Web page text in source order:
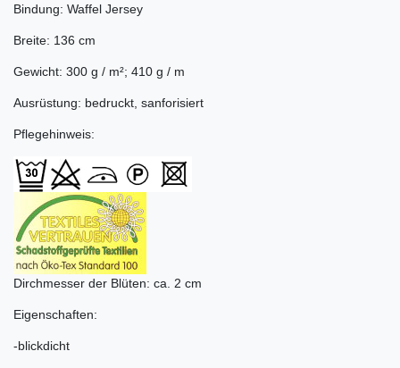
Bindung: Waffel Jersey
Breite: 136 cm
Gewicht: 300 g / m²; 410 g / m
Ausrüstung: bedruckt, sanforisiert
Pflegehinweis:
Dirchmesser der Blüten: ca. 2 cm
Eigenschaften:
-blickdicht